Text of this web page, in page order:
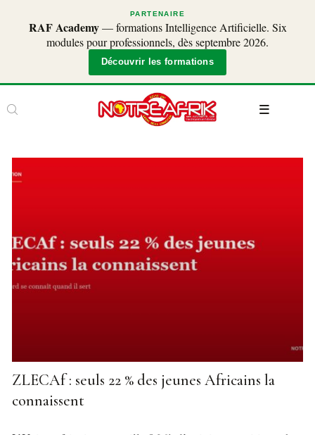
PARTENAIRE
RAF Academy— formations Intelligence Artificielle. Six
modules pour professionnels, dès septembre 2026.
Découvrir les formations
ZLECAf : seuls 22 % des jeunes Africains la
connaissent